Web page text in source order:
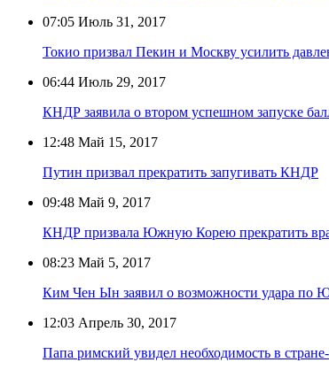
07:05 Июль 31, 2017
Токио призвал Пекин и Москву усилить
06:44 Июль 29, 2017
КНДР заявила о втором успешном запуске
12:48 Май 15, 2017
Путин призвал прекратить запугивать КНДР
09:48 Май 9, 2017
КНДР призвала Южную Корею прекратить
08:23 Май 5, 2017
Ким Чен Ын заявил о возможности удара по
12:03 Апрель 30, 2017
Папа римский увидел необходимость в